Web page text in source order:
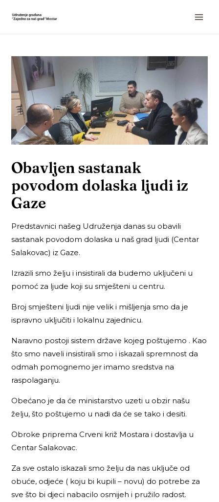
Obavljen sastanak
povodom dolaska ljudi iz
Gaze
Predstavnici našeg Udruženja danas su obavili
sastanak povodom dolaska u naš grad ljudi (Centar
Salakovac) iz Gaze.
Izrazili smo želju i insistirali da budemo uključeni u
pomoć za ljude koji su smješteni u centru.
Broj smješteni ljudi nije velik i mišljenja smo da je
ispravno uključiti i lokalnu zajednicu.
Naravno postoji sistem države kojeg poštujemo . Kao
što smo naveli insistirali smo i iskazali spremnost da
odmah pomognemo jer imamo sredstva na
raspolaganju.
Obećano je da će ministarstvo uzeti u obzir našu
želju, što poštujemo u nadi da će se tako i desiti.
Obroke priprema Crveni križ Mostara i dostavlja u
Centar Salakovac.
Za sve ostalo iskazali smo želju da nas uključe od
obuće, odjeće ( koju bi kupili – novu) do potrebe za
sve što bi djeci nabacilo osmijeh i pružilo radost.